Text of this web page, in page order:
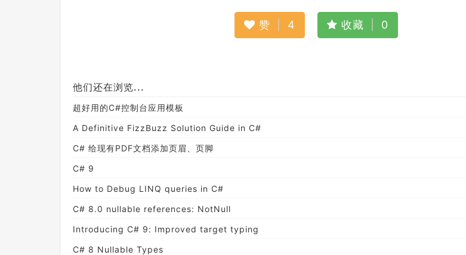
赞 4 收藏 0
他们还在浏览...
超好用的C#控制台应用模板
A Definitive FizzBuzz Solution Guide in C#
C# 给现有PDF文档添加页眉、页脚
C# 9
How to Debug LINQ queries in C#
C# 8.0 nullable references: NotNull
Introducing C# 9: Improved target typing
C# 8 Nullable Types